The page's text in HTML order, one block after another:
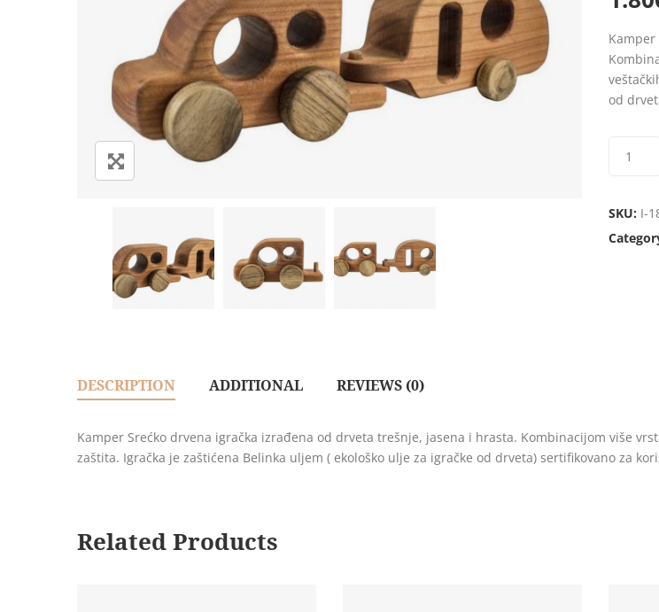
based
on
od
SKU: I-
DESCRIPTION ADDITIONAL REVIEWS (0)
Kamper Srećko drvena igračka izrađena od drveta trešnje, jasena i hrasta. Kombinacijom više
zaštita. Igračka je zaštićena Belinka uljem ( ekološko ulje za igračke od drveta) sertifikovano za
Related Products